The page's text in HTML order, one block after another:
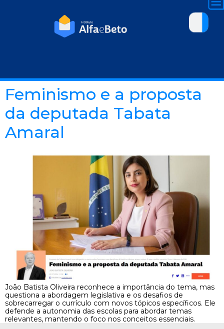
Feminismo e a proposta
da deputada Tabata
Amaral
João Batista Oliveira reconhece a importância do tema, mas
questiona a abordagem legislativa e os desafios de
sobrecarregar o currículo com novos tópicos específicos. Ele
defende a autonomia das escolas para abordar temas
relevantes, mantendo o foco nos conceitos essenciais.